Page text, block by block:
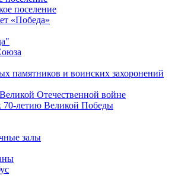
поселение
«Победа»
памятников и воинских захоронений
Отечественной войне
70-летию Великой Победы
залы